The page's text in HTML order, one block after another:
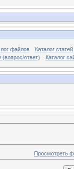
файлов
Каталог статей
(вопрос/ответ)
Каталог
Просмотреть